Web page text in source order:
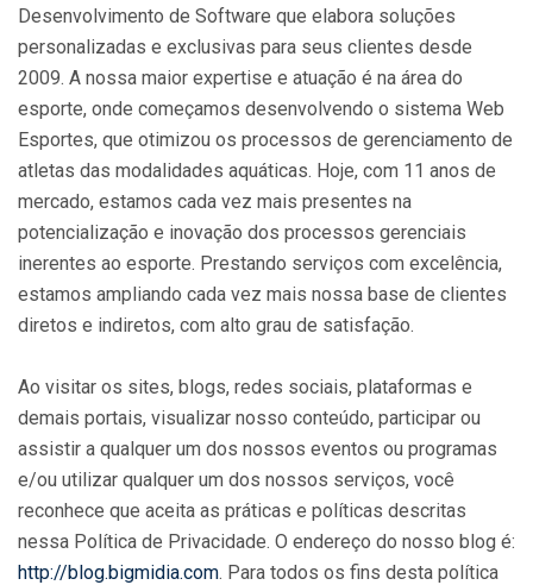
Desenvolvimento de Software que elabora soluções
personalizadas e exclusivas para seus clientes desde
2009. A nossa maior expertise e atuação é na área do
esporte, onde começamos desenvolvendo o sistema Web
Esportes, que otimizou os processos de gerenciamento de
atletas das modalidades aquáticas. Hoje, com 11 anos de
mercado, estamos cada vez mais presentes na
potencialização e inovação dos processos gerenciais
inerentes ao esporte. Prestando serviços com excelência,
estamos ampliando cada vez mais nossa base de clientes
diretos e indiretos, com alto grau de satisfação.
Ao visitar os sites, blogs, redes sociais, plataformas e
demais portais, visualizar nosso conteúdo, participar ou
assistir a qualquer um dos nossos eventos ou programas
e/ou utilizar qualquer um dos nossos serviços, você
reconhece que aceita as práticas e políticas descritas
nessa Política de Privacidade. O endereço do nosso blog é:
http://blog.bigmidia.com. Para todos os fins desta política